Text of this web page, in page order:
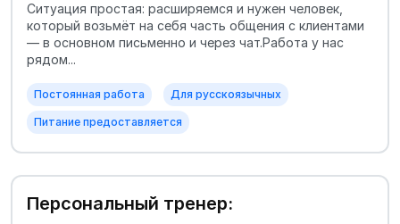
Ситуация простая: расширяемся и нужен человек,
который возьмёт на себя часть общения с клиентами
— в основном письменно и через чат.Работа у нас
рядом...
Постоянная работа Для русскоязычных
Питание предоставляется
Персональный тренер: